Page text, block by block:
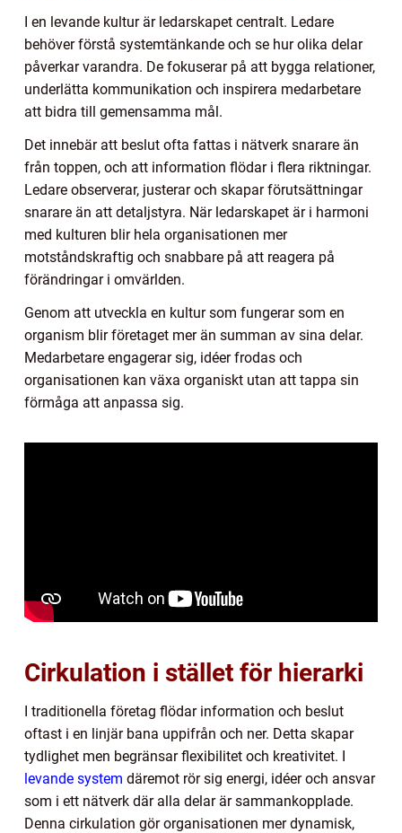
I en levande kultur är ledarskapet centralt. Ledare
behöver förstå systemtänkande och se hur olika delar
påverkar varandra. De fokuserar på att bygga relationer,
underlätta kommunikation och inspirera medarbetare
att bidra till gemensamma mål.
Det innebär att beslut ofta fattas i nätverk snarare än
från toppen, och att information flödar i flera riktningar.
Ledare observerar, justerar och skapar förutsättningar
snarare än att detaljstyra. När ledarskapet är i harmoni
med kulturen blir hela organisationen mer
motståndskraftig och snabbare på att reagera på
förändringar i omvärlden.
Genom att utveckla en kultur som fungerar som en
organism blir företaget mer än summan av sina delar.
Medarbetare engagerar sig, idéer frodas och
organisationen kan växa organiskt utan att tappa sin
förmåga att anpassa sig.
Cirkulation i stället för hierarki
I traditionella företag flödar information och beslut
oftast i en linjär bana uppifrån och ner. Detta skapar
tydlighet men begränsar flexibilitet och kreativitet. I
levande system däremot rör sig energi, idéer och ansvar
som i ett nätverk där alla delar är sammankopplade.
Denna cirkulation gör organisationen mer dynamisk,